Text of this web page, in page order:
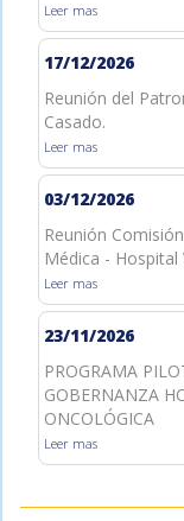
Leer mas
17/12/2026
Reunión del
Casado.
Leer mas
03/12/2026
Reunión
Médica - Hospital
Leer mas
23/11/2026
PROGRAMA
GOBERNANZA
ONCOLÓGICA
Leer mas